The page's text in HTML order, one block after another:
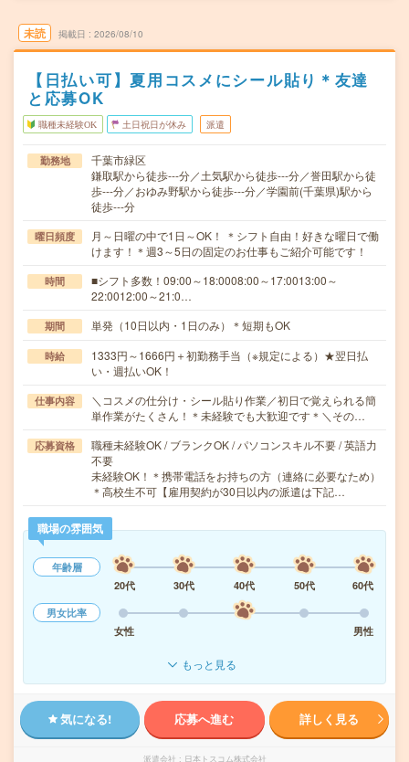
未読 掲載日 2026/08/10
【日払い可】夏用コスメにシール貼り＊友達
と応募OK
職種未経験OK 土日祝日が休み 派遣
勤務地
千葉市緑区
鎌取駅から徒歩---分／土気駅から徒歩---分／誉田駅から徒
歩---分／おゆみ野駅から徒歩---分／学園前(千葉県)駅から
徒歩---分
曜日頻度
月～日曜の中で1日～OK！ ＊シフト自由！好きな曜日で働
けます！＊週3～5日の固定のお仕事もご紹介可能です！
時間
■シフト多数！09:00～18:0008:00～17:0013:00～
22:0012:00～21:0…
期間 単発（10日以内・1日のみ）＊短期もOK
時給
1333円～1666円＋初勤務手当（※規定による）★翌日払
い・週払いOK！
仕事内容
＼コスメの仕分け・シール貼り作業／初日で覚えられる簡
単作業がたくさん！＊未経験でも大歓迎です＊＼その…
応募資格
職種未経験OK / ブランクOK / パソコンスキル不要 / 英語力
不要
未経験OK！＊携帯電話をお持ちの方（連絡に必要なため）
＊高校生不可【雇用契約が30日以内の派遣は下記…
職場の雰囲気
年齢層
20代
30代 40代 50代
60代
男女比率
女性
男性
もっと見る
気になる! 応募へ進む 詳しく見る
派遣会社 日本トスコム株式会社